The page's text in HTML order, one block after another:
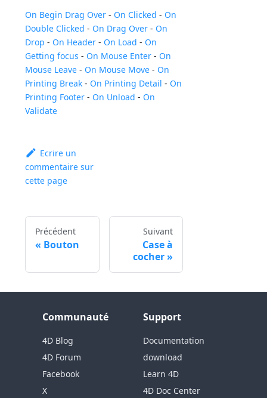
On Begin Drag Over - On Clicked - On
Double Clicked - On Drag Over - On
Drop - On Header - On Load - On
Getting focus - On Mouse Enter - On
Mouse Leave - On Mouse Move - On
Printing Break - On Printing Detail - On
Printing Footer - On Unload - On
Validate
Ecrire un
commentaire sur
cette page
Précédent
Bouton
Suivant
Case à
cocher
Communauté
4D Blog
4D Forum
Facebook
X
Support
Documentation
download
Learn 4D
4D Doc Center